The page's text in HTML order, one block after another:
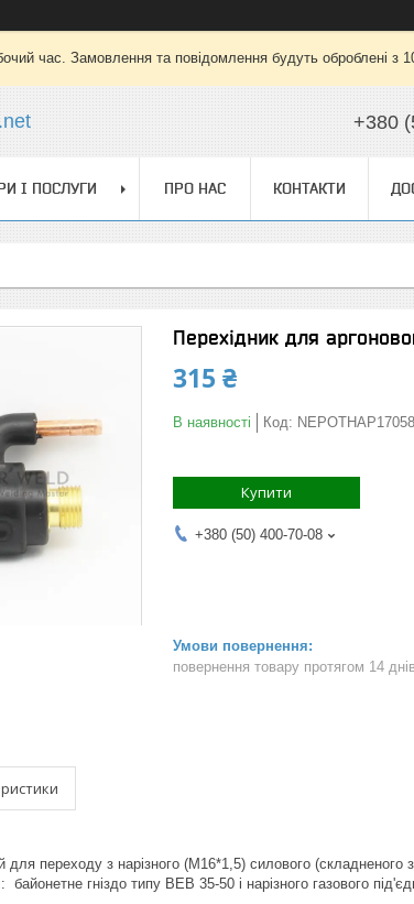
час. Замовлення та повідомлення будуть оброблені з
+380
І ПОСЛУГИ ПРО НАС КОНТАКТИ
Перехідник для
315 ₴
В наявності Код: NEPOTHAP17058
Купити
+380 (50) 400-70-08
повернення товару протягом 14 днів
для переходу з нарізного (М16*1,5) силового
байонетне гніздо типу ВЕВ 35-50 і нарізного газового